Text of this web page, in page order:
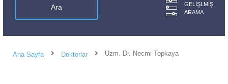
GELIŞLMIŞ
ARAMA
Ana Sayfa Doktorlar Uzm. Dr. Necmi Topkaya